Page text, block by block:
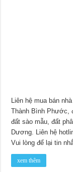
Liên hệ mua bán
Thành Bình Phước,
đất sào mẫu, đất
Dương. Liên hệ
Vui lòng để lại tin
xem thêm